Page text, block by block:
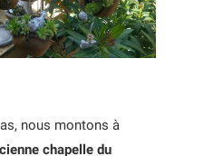
nous montons à
chapelle du